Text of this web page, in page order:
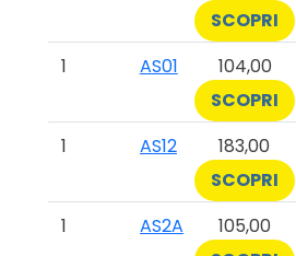
SCOPRI
1
AS01 104,00
SCOPRI
1
AS12 183,00
SCOPRI
1
AS2A 105,00